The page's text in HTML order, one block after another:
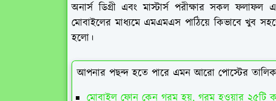
অনার্স ডিগ্রী এবং মাস্টার্স পরীক্ষার সকল
মোবাইলের মাধ্যমে এমএমএস পাঠিয়ে কিভাবে খুব
হলো।
আপনার পছন্দ হতে পারে এমন আরো পোস্টের
মোবাইল ফোন কেন গরম হয়, গরম হওয়ার ২৫টি